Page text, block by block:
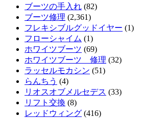
ブーツの手入れ (82)
ブーツ修理 (2,361)
フレキシブルグッドイヤー (1)
フローシャイム (1)
ホワイツブーツ (69)
ホワイツブーツ 修理 (32)
ラッセルモカシン (51)
らんちう (4)
リオスオブメルセデス (33)
リフト交換 (8)
レッドウィング (416)